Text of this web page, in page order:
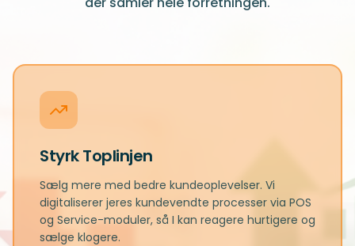
Styrk Toplinjen
Sælg mere med bedre kundeoplevelser. Vi
digitaliserer jeres kundevendte processer via POS
og Service-moduler, så I kan reagere hurtigere og
sælge klogere.